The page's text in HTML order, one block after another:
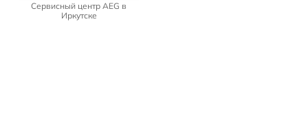
Сервисный центр AEG в
Иркутске